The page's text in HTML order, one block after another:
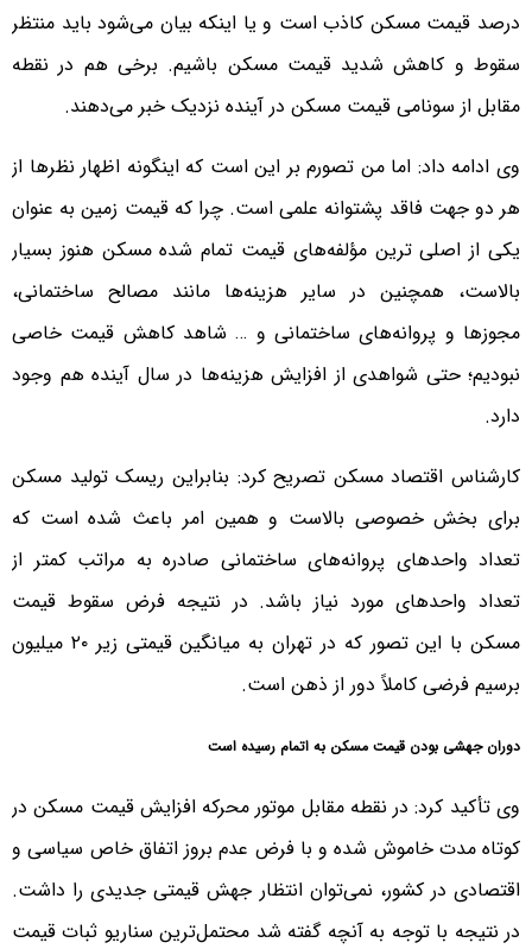
درصد قیمت مسکن کاذب است و یا اینکه بیان می‌شود باید منتظر
سقوط و کاهش شدید قیمت مسکن باشیم. برخی هم در نقطه
مقابل از سونامی قیمت مسکن در آینده نزدیک خبر می‌دهند.
وی ادامه داد: اما من تصورم بر این است که اینگونه اظهار نظرها از
هر دو جهت فاقد پشتوانه علمی است. چرا که قیمت زمین به عنوان
یکی از اصلی ترین مؤلفه‌های قیمت تمام شده مسکن هنوز بسیار
بالاست، همچنین در سایر هزینه‌ها مانند مصالح ساختمانی،
مجوزها و پروانه‌های ساختمانی و … شاهد کاهش قیمت خاصی
نبودیم؛ حتی شواهدی از افزایش هزینه‌ها در سال آینده هم وجود
دارد.
کارشناس اقتصاد مسکن تصریح کرد: بنابراین ریسک تولید مسکن
برای بخش خصوصی بالاست و همین امر باعث شده است که
تعداد واحدهای پروانه‌های ساختمانی صادره به مراتب کمتر از
تعداد واحدهای مورد نیاز باشد. در نتیجه فرض سقوط قیمت
مسکن با این تصور که در تهران به میانگین قیمتی زیر ۲۰ میلیون
برسیم فرضی کاملاً دور از ذهن است.
دوران جهشی بودن قیمت مسکن به اتمام رسیده است
وی تأکید کرد: در نقطه مقابل موتور محرکه افزایش قیمت مسکن در
کوتاه مدت خاموش شده و با فرض عدم بروز اتفاق خاص سیاسی و
اقتصادی در کشور، نمی‌توان انتظار جهش قیمتی جدیدی را داشت.
در نتیجه با توجه به آنچه گفته شد محتمل‌ترین سناریو ثبات قیمت